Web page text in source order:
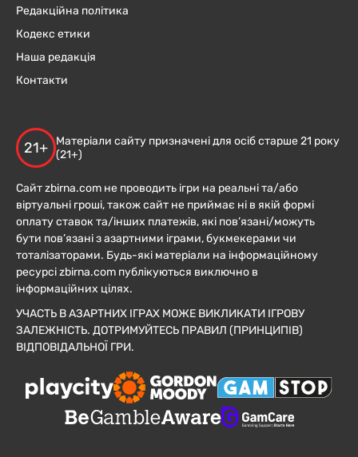
Редакційна політика
Кодекс етики
Наша редакція
Контакти
21+
Матеріали сайту призначені для осіб старше 21 року
(21+)
Сайт zbirna.com не проводить ігри на реальні та/або
віртуальні гроші, також сайт не приймає ні в якій формі
оплату ставок та/інших платежів, які пов’язані/можуть
бути пов’язані з азартними іграми, букмекерами чи
тоталізаторами. Будь-які матеріали на інформаційному
ресурсі zbirna.com публікуються виключно в
інформаційних цілях.
УЧАСТЬ В АЗАРТНИХ ІГРАХ МОЖЕ ВИКЛИКАТИ ІГРОВУ
ЗАЛЕЖНІСТЬ. ДОТРИМУЙТЕСЬ ПРАВИЛ (ПРИНЦИПІВ)
ВІДПОВІДАЛЬНОЇ ГРИ.